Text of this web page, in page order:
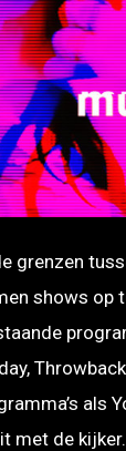
grenzen
shows
als
met de kijker.